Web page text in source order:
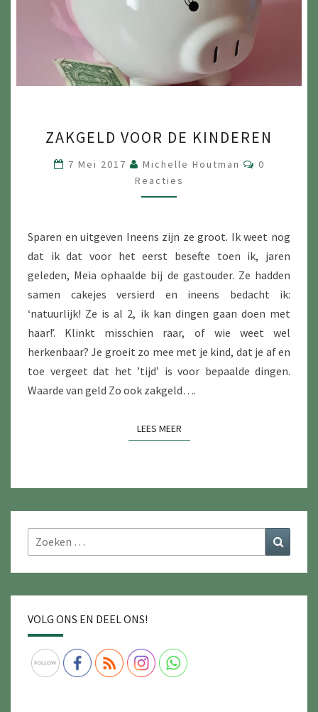
VOOR
DE
KINDEREN
ZAKGELD VOOR DE KINDEREN
7 Mei 2017 Michelle Houtman Reacties
0
Reacties
Sparen en uitgeven Ineens zijn ze groot. Ik weet nog
dat ik dat voor het eerst besefte toen ik, jaren
geleden, Meia ophaalde bij de gastouder. Ze hadden
samen cakejes versierd en ineens bedacht ik:
‘natuurlijk! Ze is al 2, ik kan dingen gaan doen met
haar!’. Klinkt misschien raar, of wie weet wel
herkenbaar? Je groeit zo mee met je kind, dat je af en
toe vergeet dat het ’tijd’ is voor bepaalde dingen.
Waarde van geld Zo ook zakgeld….
LEES MEERLEES MEER
Zoeken
naar:
VOLG ONS EN DEEL ONS!